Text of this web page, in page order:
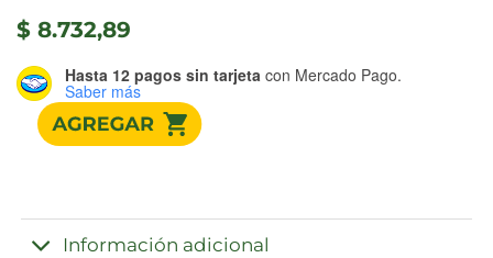
$ 8.732,89
Hasta 12 pagos sin tarjeta con Mercado Pago.
Saber más
Información adicional